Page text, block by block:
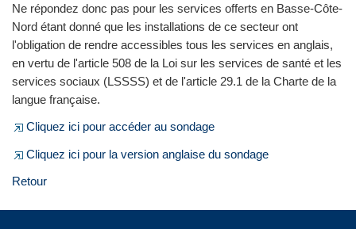
Ne répondez donc pas pour les services offerts en Basse-Côte-
Nord étant donné que les installations de ce secteur ont
l'obligation de rendre accessibles tous les services en anglais,
en vertu de l'article 508 de la Loi sur les services de santé et les
services sociaux (LSSSS) et de l'article 29.1 de la Charte de la
langue française.
Cliquez ici pour accéder au sondage
Cliquez ici pour la version anglaise du sondage
Retour